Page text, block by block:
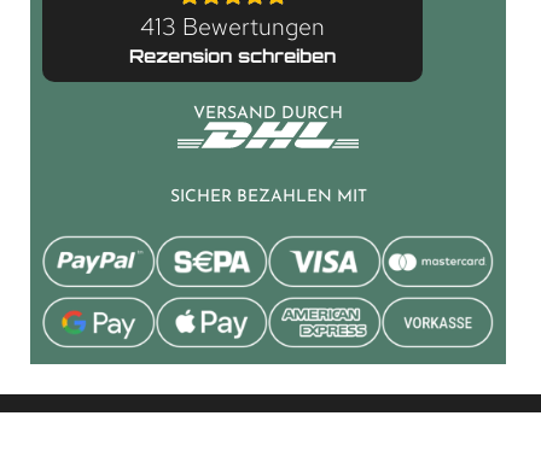
413 Bewertungen
Rezension schreiben
VERSAND DURCH
SICHER BEZAHLEN MIT